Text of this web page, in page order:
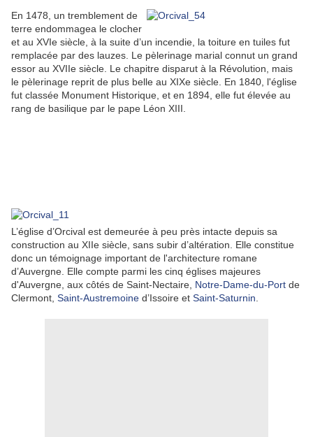
En 1478, un tremblement de
terre endommagea le clocher
et au XVIe siècle, à la suite d’un incendie, la toiture en tuiles fut
remplacée par des lauzes. Le pèlerinage marial connut un grand
essor au XVIIe siècle. Le chapitre disparut à la Révolution, mais
le pèlerinage reprit de plus belle au XIXe siècle. En 1840, l'église
fut classée Monument Historique, et en 1894, elle fut élevée au
rang de basilique par le pape Léon XIII.
L’église d’Orcival est demeurée à peu près intacte depuis sa
construction au XIIe siècle, sans subir d’altération. Elle constitue
donc un témoignage important de l'architecture romane
d’Auvergne. Elle compte parmi les cinq églises majeures
d'Auvergne, aux côtés de Saint-Nectaire, Notre-Dame-du-Port de
Clermont, Saint-Austremoine d’Issoire et Saint-Saturnin